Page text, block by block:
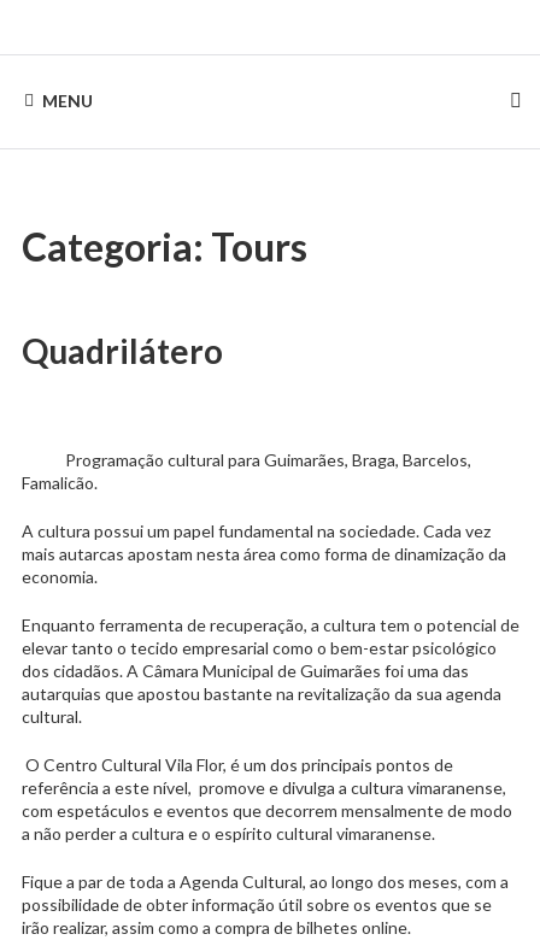
content
MENU
Categoria: Tours
Quadrilátero
Programação cultural para Guimarães, Braga, Barcelos,
Famalicão.
A cultura possui um papel fundamental na sociedade. Cada vez
mais autarcas apostam nesta área como forma de dinamização da
economia.
Enquanto ferramenta de recuperação, a cultura tem o potencial de
elevar tanto o tecido empresarial como o bem-estar psicológico
dos cidadãos. A Câmara Municipal de Guimarães foi uma das
autarquias que apostou bastante na revitalização da sua agenda
cultural.
O Centro Cultural Vila Flor, é um dos principais pontos de
referência a este nível, promove e divulga a cultura vimaranense,
com espetáculos e eventos que decorrem mensalmente de modo
a não perder a cultura e o espírito cultural vimaranense.
Fique a par de toda a Agenda Cultural, ao longo dos meses, com a
possibilidade de obter informação útil sobre os eventos que se
irão realizar, assim como a compra de bilhetes online.